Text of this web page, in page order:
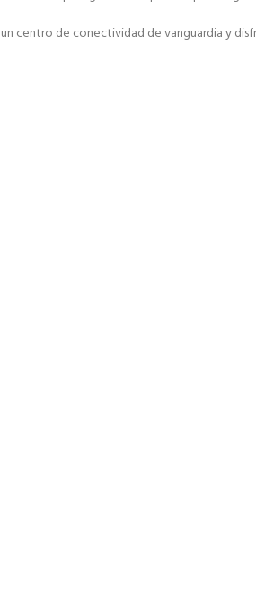
centro de conectividad de vanguardia y